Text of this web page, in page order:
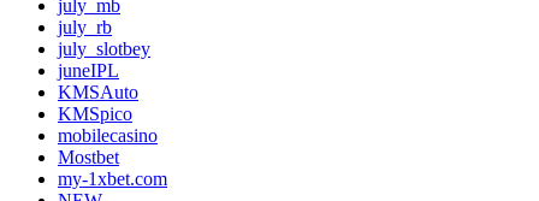
july_mb
july_rb
july_slotbey
juneIPL
KMSAuto
KMSpico
mobilecasino
Mostbet
my-1xbet.com